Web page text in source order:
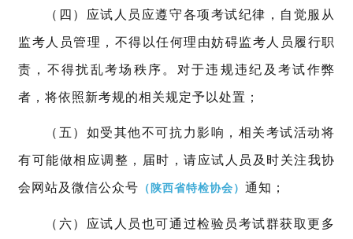
（四） 应试人员应遵守各项考试纪律，自觉服从
监考人员管理，不得以任何理由妨碍监考人员履行职
责，不得扰乱考场秩序。对于违规违纪及考试作弊
者，将依照新考规的相关规定予以处置；
（五）如受其他不可抗力影响，相关考试活动将
有可能做相应调整，届时，请应试人员及时关注我协
会网站及微信公众号 （陕西省特检协会） 通知；
（六）应试人员也可通过检验员考试群获取更多